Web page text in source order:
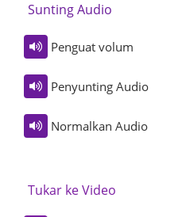
Sunting Audio
Penguat volum
Penyunting Audio
Normalkan Audio
Tukar ke Video